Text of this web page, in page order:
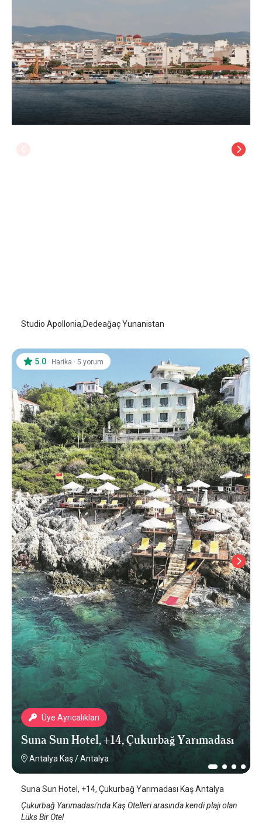
Studio Apollonia,Dedeağaç Yunanistan
Üye Ayrıcalıkları
Suna Sun Hotel, +14, Çukurbağ Yarımadası
Antalya Kaş/Antalya
5.0 · Harika · 5 yorum
Suna Sun Hotel, +14, Çukurbağ Yarımadası Kaş Antalya
Çukurbağ Yarımadası'nda Kaş Otelleri arasında kendi plajı olan
Lüks Bir Otel